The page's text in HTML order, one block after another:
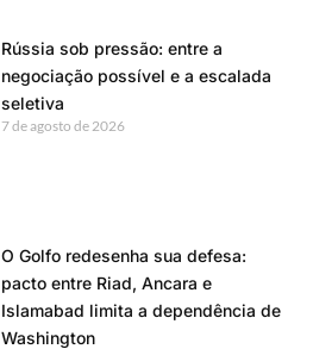
Rússia sob pressão: entre a
negociação possível e a escalada
seletiva
7 de agosto de 2026
O Golfo redesenha sua defesa:
pacto entre Riad, Ancara e
Islamabad limita a dependência de
Washington